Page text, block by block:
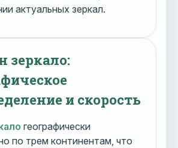
актуальных зеркал.
зеркало:
и скорость
географически
по трем континентам, что